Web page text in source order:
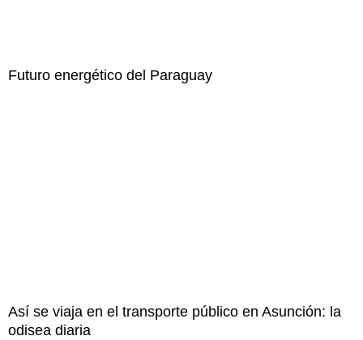
Futuro energético del Paraguay
Así se viaja en el transporte público en Asunción: la
odisea diaria